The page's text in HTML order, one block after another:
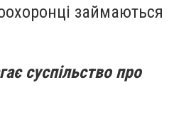
займаються
суспільство про